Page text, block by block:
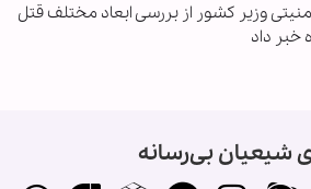
وزیر کشور از بررسی ابعاد مختلف قتل
خبر داد
شیعیان بی‌رسانه